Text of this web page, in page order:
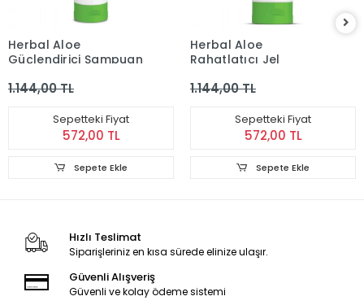
Herbal Aloe
Güçlendirici Şampuan
1.144,00 TL
Sepetteki Fiyat
572,00 TL
Sepete Ekle
Herbal Aloe
Rahatlatıcı Jel
1.144,00 TL
Sepetteki Fiyat
572,00 TL
Sepete Ekle
Hızlı Teslimat
Siparişleriniz en kısa sürede elinize ulaşır.
Güvenli Alışveriş
Güvenli ve kolay ödeme sistemi